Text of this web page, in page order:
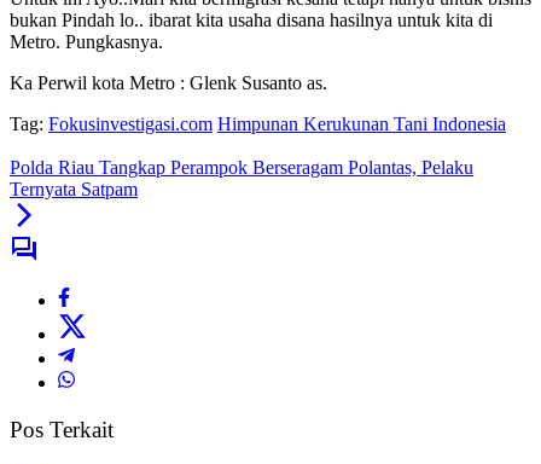
bukan Pindah lo.. ibarat kita usaha disana hasilnya untuk kita di
Metro. Pungkasnya.
Ka Perwil kota Metro : Glenk Susanto as.
Tag: Fokusinvestigasi.com Himpunan Kerukunan Tani Indonesia
Polda Riau Tangkap Perampok Berseragam Polantas, Pelaku
Ternyata Satpam
Pos Terkait